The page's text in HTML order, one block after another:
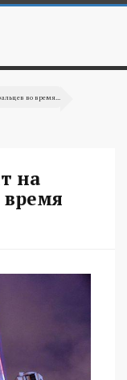
во время...
на
время